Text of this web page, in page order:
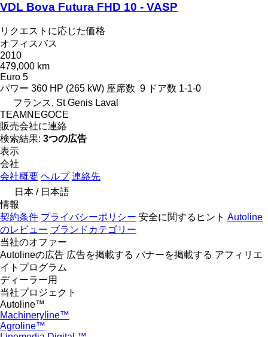
VDL Bova Futura FHD 10 - VASP
リクエストに応じた価格
オフィスバス
2010
479,000 km
Euro 5
パワー 360 HP (265 kW) 座席数 9 ドア数 1-1-0
フランス, St Genis Laval
TEAMNEGOCE
販売会社に連絡
検索結果: 3つの広告
表示
会社
会社概要 ヘルプ 連絡先
日本 / 日本語
情報
契約条件 プライバシーポリシー 安全に関するヒント Autoline
のレビュー ブランドカテゴリー
当社のオファー
Autolineの広告 広告を掲載する バナーを掲載する アフィリエ
イトプログラム
ディーラー用
当社プロジェクト
Autoline™
Machineryline™
Agroline™